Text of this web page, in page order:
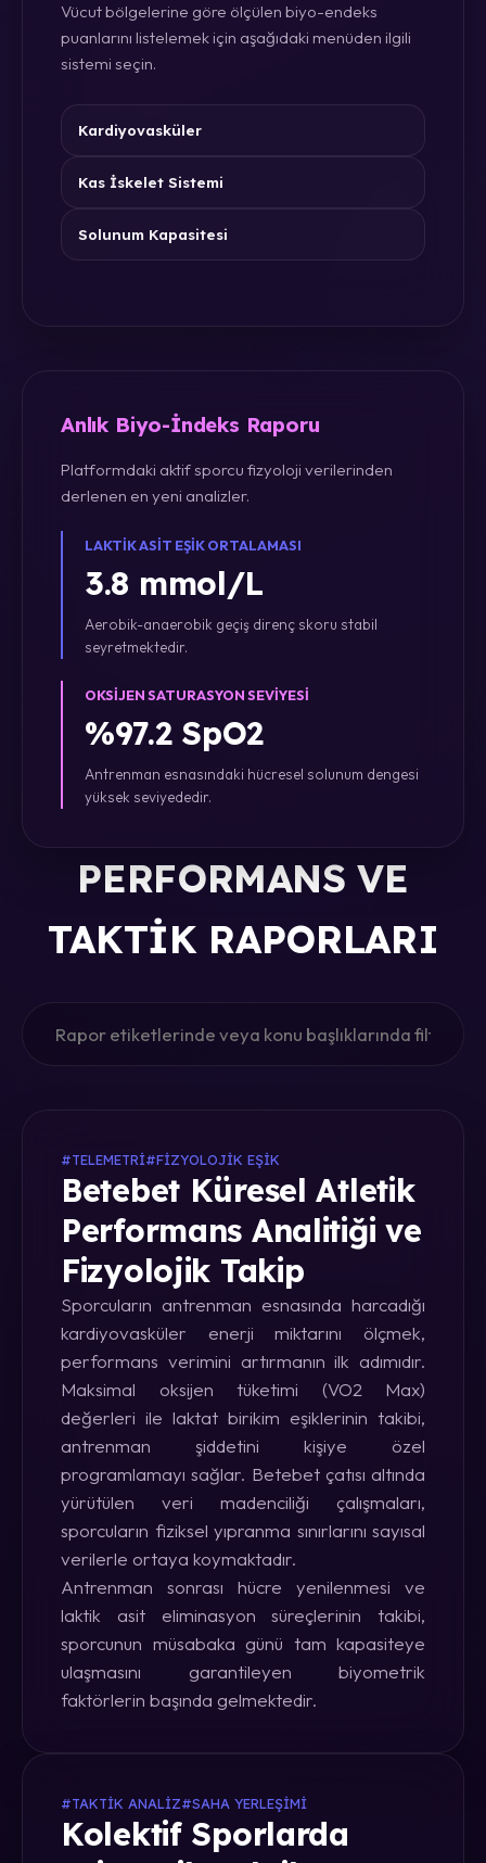
Vücut bölgelerine göre ölçülen biyo-endeks
puanlarını listelemek için aşağıdaki menüden ilgili
sistemi seçin.
Kardiyovasküler
Kas İskelet Sistemi
Solunum Kapasitesi
Anlık Biyo-İndeks Raporu
Platformdaki aktif sporcu fizyoloji verilerinden
derlenen en yeni analizler.
LAKTIK ASIT EŞIK ORTALAMASI
3.8 mmol/L
Aerobik-anaerobik geçiş direnç skoru stabil
seyretmektedir.
OKSIJEN SATURASYON SEVIYESI
%97.2 SpO2
Antrenman esnasındaki hücresel solunum dengesi
yüksek seviyededir.
PERFORMANS VE
TAKTIK RAPORLARI
#TELEMETRI#FIZYOLOJIK EŞIK
Betebet Küresel Atletik
Performans Analitiği ve
Fizyolojik Takip
Sporcuların antrenman esnasında harcadığı
kardiyovasküler enerji miktarını ölçmek,
performans verimini artırmanın ilk adımıdır.
Maksimal oksijen tüketimi (VO2 Max)
değerleri ile laktat birikim eşiklerinin takibi,
antrenman şiddetini kişiye özel
programlamayı sağlar. Betebet çatısı altında
yürütülen veri madenciliği çalışmaları,
sporcuların fiziksel yıpranma sınırlarını sayısal
verilerle ortaya koymaktadır.
Antrenman sonrası hücre yenilenmesi ve
laktik asit eliminasyon süreçlerinin takibi,
sporcunun müsabaka günü tam kapasiteye
ulaşmasını garantileyen biyometrik
faktörlerin başında gelmektedir.
#TAKTIK ANALIZ#SAHA YERLEŞIMI
Kolektif Sporlarda